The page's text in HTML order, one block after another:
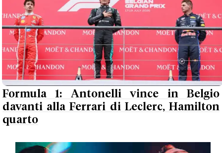
Formula 1: Antonelli vince in Belgio
davanti alla Ferrari di Leclerc, Hamilton
quarto